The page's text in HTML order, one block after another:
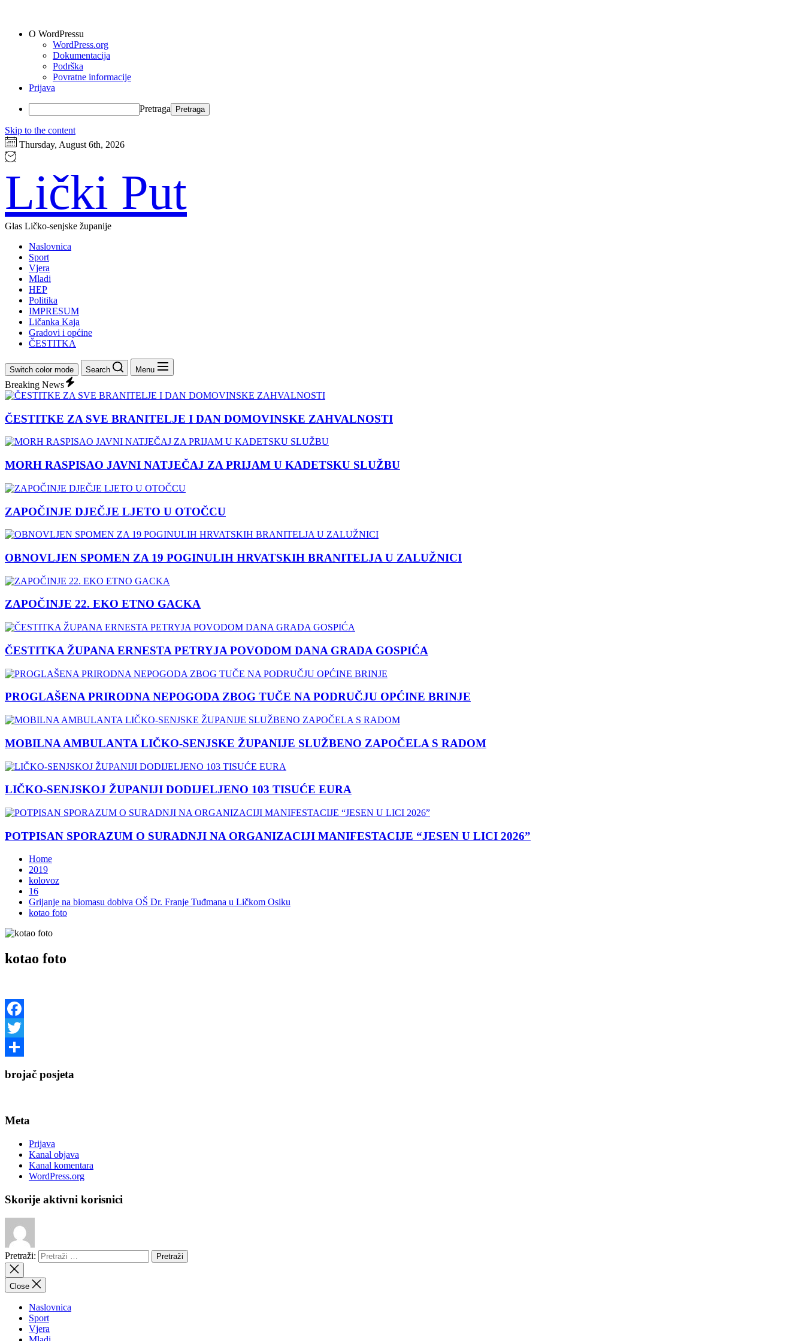
O WordPressu
WordPress.org
Dokumentacija
Podrška
Povratne informacije
Prijava
Pretraga
Skip to the content
Thursday, August 6th, 2026
Lički Put
Glas Ličko-senjske županije
Naslovnica
Sport
Vjera
Mladi
HEP
Politika
IMPRESUM
Ličanka Kaja
Gradovi i općine
ČESTITKA
Switch color mode Search Menu
Breaking News
ČESTITKE ZA SVE BRANITELJE I DAN DOMOVINSKE ZAHVALNOSTI
MORH RASPISAO JAVNI NATJEČAJ ZA PRIJAM U KADETSKU SLUŽBU
ZAPOČINJE DJEČJE LJETO U OTOČCU
OBNOVLJEN SPOMEN ZA 19 POGINULIH HRVATSKIH BRANITELJA U ZALUŽNICI
ZAPOČINJE 22. EKO ETNO GACKA
ČESTITKA ŽUPANA ERNESTA PETRYJA POVODOM DANA GRADA GOSPIĆA
PROGLAŠENA PRIRODNA NEPOGODA ZBOG TUČE NA PODRUČJU OPĆINE BRINJE
MOBILNA AMBULANTA LIČKO-SENJSKE ŽUPANIJE SLUŽBENO ZAPOČELA S RADOM
LIČKO-SENJSKOJ ŽUPANIJI DODIJELJENO 103 TISUĆE EURA
POTPISAN SPORAZUM O SURADNJI NA ORGANIZACIJI MANIFESTACIJE “JESEN U LICI 2026”
Home
2019
kolovoz
16
Grijanje na biomasu dobiva OŠ Dr. Franje Tuđmana u Ličkom Osiku
kotao foto
kotao foto
Facebook
Twitter
brojač posjeta
Meta
Prijava
Kanal objava
Kanal komentara
WordPress.org
Skorije aktivni korisnici
Pretraži:
Close
Naslovnica
Sport
Vjera